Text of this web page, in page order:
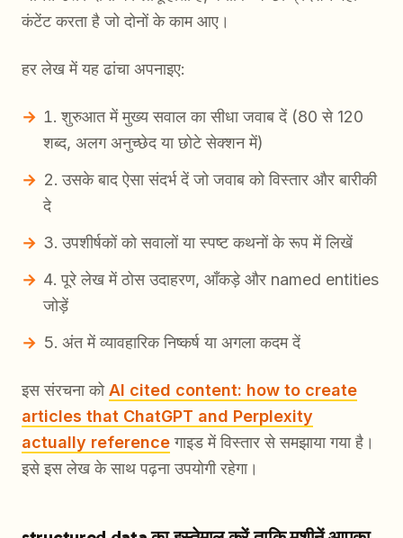
कंटेंट करता है जो दोनों के काम आए।
हर लेख में यह ढांचा अपनाइए:
शुरुआत में मुख्य सवाल का सीधा जवाब दें (80 से 120
शब्द, अलग अनुच्छेद या छोटे सेक्शन में)
उसके बाद ऐसा संदर्भ दें जो जवाब को विस्तार और बारीकी
दे
उपशीर्षकों को सवालों या स्पष्ट कथनों के रूप में लिखें
पूरे लेख में ठोस उदाहरण, आँकड़े और named entities
जोड़ें
अंत में व्यावहारिक निष्कर्ष या अगला कदम दें
इस संरचना कोAI cited content: how to create
articles that ChatGPT and Perplexity
actually referenceगाइड में विस्तार से समझाया गया है।
इसे इस लेख के साथ पढ़ना उपयोगी रहेगा।